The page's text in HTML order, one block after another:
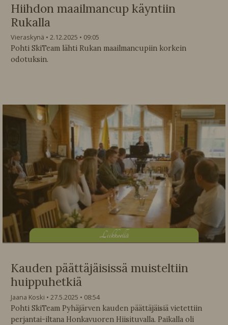
Hiihdon maailmancup käyntiin
Rukalla
Vieraskynä 2.12.2025
09:05
Pohti SkiTeam lähti Rukan maailmancupiin korkein
odotuksin.
Liikkeellä
Kauden päättäjäisissä muisteltiin
huippuhetkiä
Jaana Koski 27.5.2025
08:54
Pohti SkiTeam Pyhäjärven kauden päättäjäisiä vietettiin
perjantai-iltana Honkavuoren Hiisituvalla. Paikalla oli